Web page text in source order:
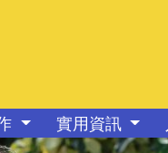
實用資訊